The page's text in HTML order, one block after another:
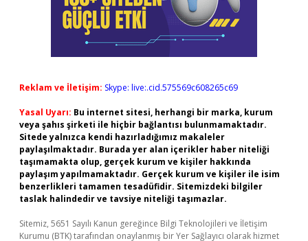
Reklam ve İletişim: Skype: live:.cid.575569c608265c69
Yasal Uyarı: Bu internet sitesi, herhangi bir marka, kurum
veya şahıs şirketi ile hiçbir bağlantısı bulunmamaktadır.
Sitede yalnızca kendi hazırladığımız makaleler
paylaşılmaktadır. Burada yer alan içerikler haber niteliği
taşımamakta olup, gerçek kurum ve kişiler hakkında
paylaşım yapılmamaktadır. Gerçek kurum ve kişiler ile isim
benzerlikleri tamamen tesadüfidir. Sitemizdeki bilgiler
taslak halindedir ve tavsiye niteliği taşımazlar.
Sitemiz, 5651 Sayılı Kanun gereğince Bilgi Teknolojileri ve İletişim
Kurumu (BTK) tarafından onaylanmış bir Yer Sağlayıcı olarak hizmet